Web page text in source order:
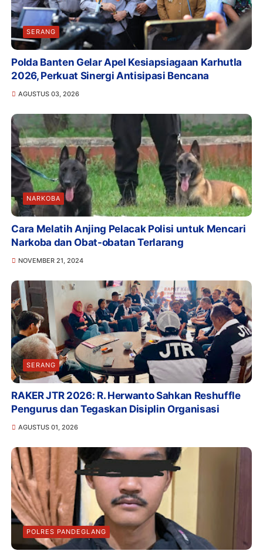
SERANG
Polda Banten Gelar Apel Kesiapsiagaan Karhutla
2026, Perkuat Sinergi Antisipasi Bencana
AGUSTUS 03, 2026
NARKOBA
Cara Melatih Anjing Pelacak Polisi untuk Mencari
Narkoba dan Obat-obatan Terlarang
NOVEMBER 21, 2024
SERANG
RAKER JTR 2026: R. Herwanto Sahkan Reshuffle
Pengurus dan Tegaskan Disiplin Organisasi
AGUSTUS 01, 2026
POLRES PANDEGLANG